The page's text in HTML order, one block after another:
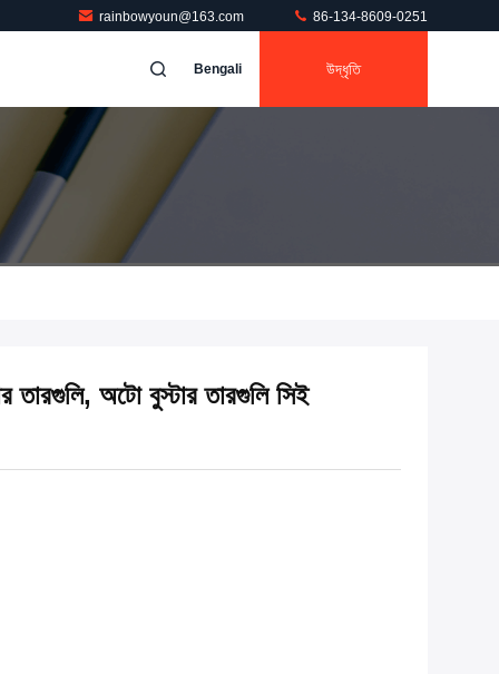
rainbowyoun@163.com 86-134-8609-0251
Bengali উদ্ধৃতি
তারগুলি, অটো বুস্টার তারগুলি সিই